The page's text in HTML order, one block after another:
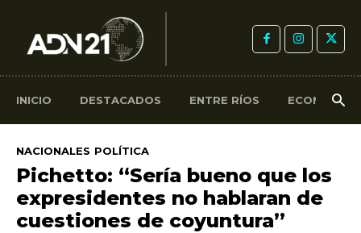
INICIO DESTACADOS ENTRE RÍOS ECONOMÍA
NACIONALES POLÍTICA
Pichetto: “Sería bueno que los
expresidentes no hablaran de
cuestiones de coyuntura”